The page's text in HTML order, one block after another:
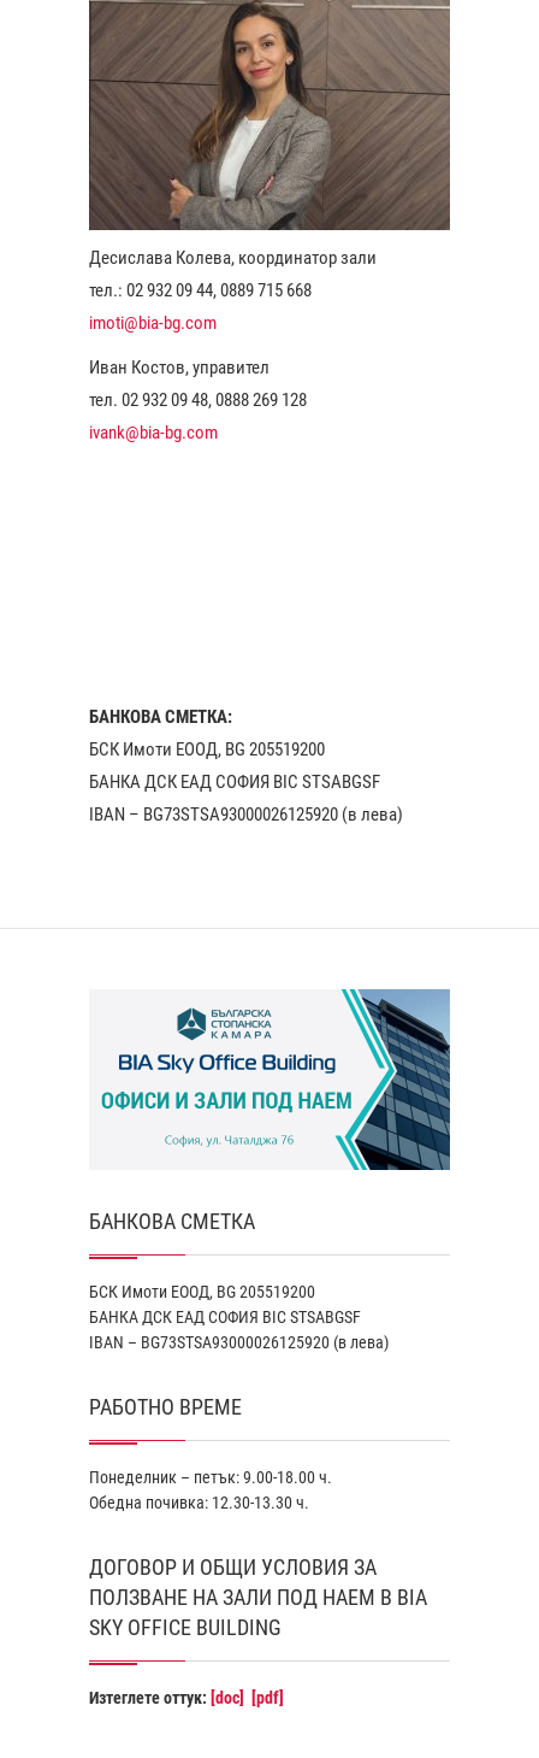
Десислава Колева, координатор зали
тел.: 02 932 09 44, 0889 715 668
imoti@bia-bg.com
Иван Костов, управител
тел. 02 932 09 48, 0888 269 128
ivank@bia-bg.com
БАНКОВА СМЕТКА:
БСК Имоти ЕООД, BG 205519200
БАНКА ДСК EАД СОФИЯ BIC STSABGSF
IBAN – BG73STSA93000026125920 (в лева)
БАНКОВА СМЕТКА
БСК Имоти ЕООД, BG 205519200
БАНКА ДСК EАД СОФИЯ BIC STSABGSF
IBAN – BG73STSA93000026125920 (в лева)
РАБОТНО ВРЕМЕ
Понеделник – петък: 9.00-18.00 ч.
Обедна почивка: 12.30-13.30 ч.
ДОГОВОР И ОБЩИ УСЛОВИЯ ЗА
ПОЛЗВАНЕ НА ЗАЛИ ПОД НАЕМ В BIA
SKY OFFICE BUILDING
Изтеглете оттук: [doc] [pdf]